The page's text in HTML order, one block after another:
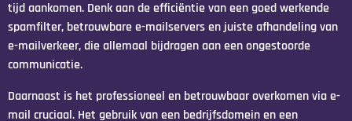
tijd aankomen. Denk aan de efficiëntie van een goed werkende
spamfilter, betrouwbare e-mailservers en juiste afhandeling van
e-mailverkeer, die allemaal bijdragen aan een ongestoorde
communicatie.
Daarnaast is het professioneel en betrouwbaar overkomen via e-
mail cruciaal. Het gebruik van een bedrijfsdomein en een